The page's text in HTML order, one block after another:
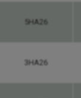
5HA26
3HA26